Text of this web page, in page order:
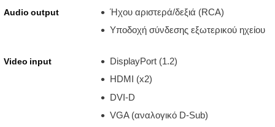
Audio output
Ήχου αριστερά/δεξιά (RCA)
Υποδοχή σύνδεσης εξωτερικού ηχείου
Video input
DisplayPort (1.2)
HDMI (x2)
DVI-D
VGA (αναλογικό D-Sub)